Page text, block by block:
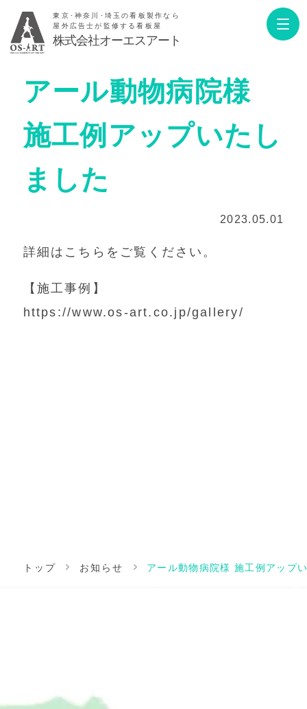
東京･神奈川･埼玉の看板製作なら
屋外広告士が監修する看板屋
株式会社オーエスアート
アール動物病院様
施工例アップいたし
ました
2023.05.01
詳細はこちらをご覧ください。
【施工事例】
https://www.os-art.co.jp/gallery/
トップ お知らせ アール動物病院様 施工例アップ